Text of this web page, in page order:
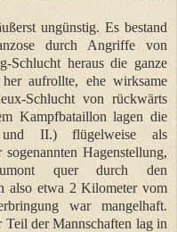
ungünstig. Es bestand
durch Angriffe von
Schlucht heraus die ganze
aufrollte, ehe wirksame
Schlucht von rückwärts
Kampfbataillon lagen die
II.) flügelweise als
Hagenstellung,
quer durch den
also etwa 2 Kilometer vom
war mangelhaft.
der Mannschaften lag in